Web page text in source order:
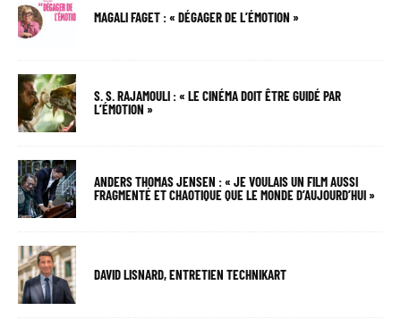
MAGALI FAGET : « DÉGAGER DE L’ÉMOTION »
S. S. RAJAMOULI : « LE CINÉMA DOIT ÊTRE GUIDÉ PAR
L’ÉMOTION »
ANDERS THOMAS JENSEN : « JE VOULAIS UN FILM AUSSI
FRAGMENTÉ ET CHAOTIQUE QUE LE MONDE D’AUJOURD’HUI »
DAVID LISNARD, ENTRETIEN TECHNIKART